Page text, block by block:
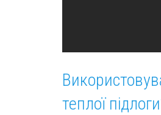
теплої